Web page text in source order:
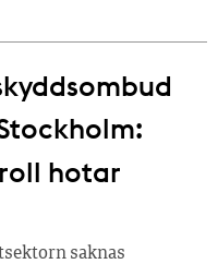
hotar
saknas